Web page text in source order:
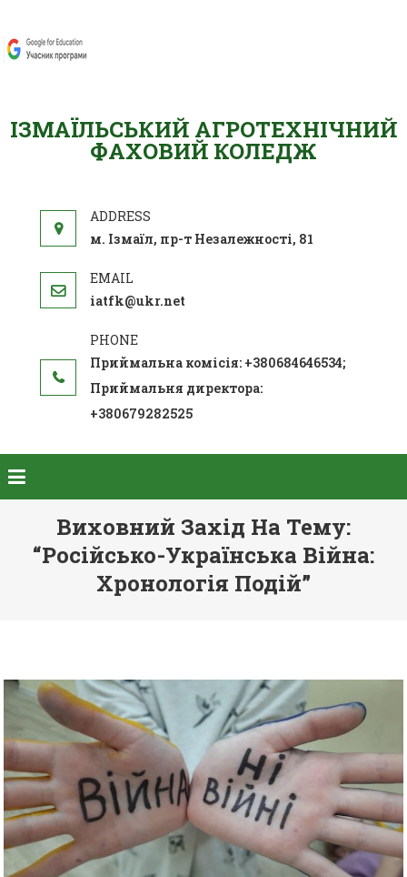
ІЗМАЇЛЬСЬКИЙ АГРОТЕХНІЧНИЙ
ФАХОВИЙ КОЛЕДЖ
м. Ізмаїл, пр-т Незалежності, 81
iatfk@ukr.net
Приймальна комісія: +380684646534;
Приймальня директора:
+380679282525
Виховний Захід На Тему:
“російсько-Українська Війна:
Хронологія Подій”